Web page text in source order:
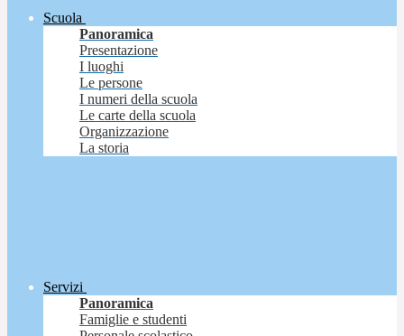
Scuola
Panoramica
Presentazione
I luoghi
Le persone
I numeri della scuola
Le carte della scuola
Organizzazione
La storia
Servizi
Panoramica
Famiglie e studenti